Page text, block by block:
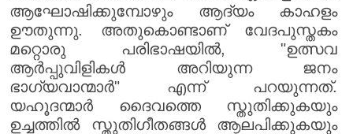
ആഘോഷിക്കുമ്പോഴും ആദ്യം കാഹളം
ഊതുന്നു. അതുകൊണ്ടാണ് വേദപുസ്തകം
മറ്റൊരു പരിഭാഷയിൽ, "ഉത്സവ
ആർപ്പുവിളികൾ അറിയുന്ന ജനം
ഭാഗ്യവാന്മാർ" എന്ന് പറയുന്നത്.
യഹൂദന്മാർ ദൈവത്തെ സ്തുതിക്കുകയും
ഉച്ചത്തിൽ സ്തുതിഗീതങ്ങൾ ആലപിക്കുകയും